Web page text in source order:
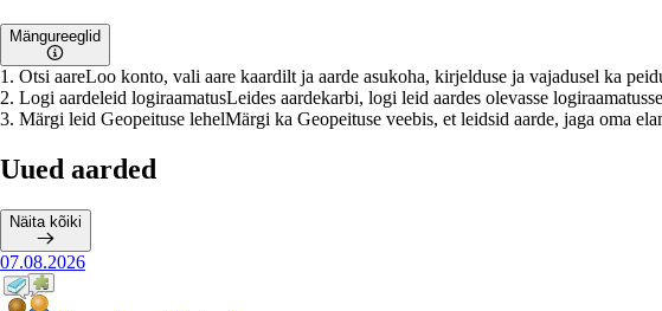
Mängureeglid
1 . Otsi aareLoo konto, vali aare kaardilt ja aarde asukoha, kirjelduse ja vajadusel ka
2. Logi aardeleid logiraamatusLeides aardekarbi, logi leid aardes olevasse
3. Märgi leid Geopeituse lehelMärgi ka Geopeituse veebis, et leidsid aarde, jaga oma
Uued aarded
Näita kõiki
07.08.2026